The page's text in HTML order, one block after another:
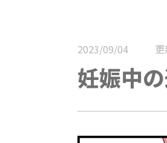
2023/09/04
妊娠中